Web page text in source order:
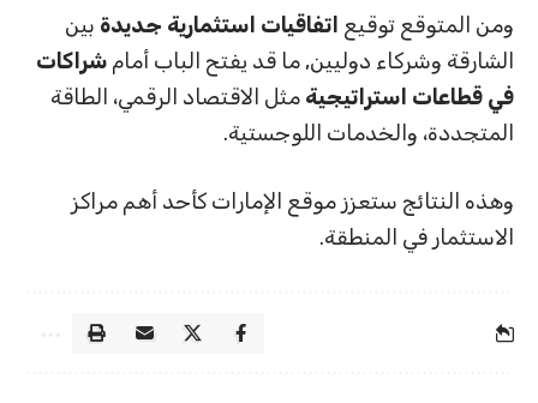
ومن المتوقع توقيع اتفاقيات استثمارية جديدة بين
الشارقة وشركاء دوليين, ما قد يفتح الباب أمام شراكات
في قطاعات استراتيجية مثل الاقتصاد الرقمي، الطاقة
المتجددة، والخدمات اللوجستية.
وهذه النتائج ستعزز موقع الإمارات كأحد أهم مراكز
الاستثمار في المنطقة.